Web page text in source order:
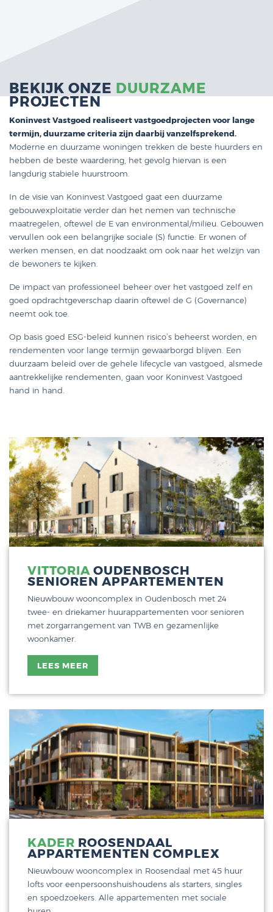
BEKIJK ONZE DUURZAME
PROJECTEN
Koninvest Vastgoed realiseert vastgoedprojecten voor lange
termijn, duurzame criteria zijn daarbij vanzelfsprekend.
Moderne en duurzame woningen trekken de beste huurders en
hebben de beste waardering, het gevolg hiervan is een
langdurig stabiele huurstroom.
In de visie van Koninvest Vastgoed gaat een duurzame
gebouwexploitatie verder dan het nemen van technische
maatregelen, oftewel de E van environmental/milieu. Gebouwen
vervullen ook een belangrijke sociale (S) functie: Er wonen of
werken mensen, en dat noodzaakt om ook naar het welzijn van
de bewoners te kijken.
De impact van professioneel beheer over het vastgoed zelf en
goed opdrachtgeverschap daarin oftewel de G (Governance)
neemt ook toe.
Op basis goed ESG-beleid kunnen risico’s beheerst worden, en
rendementen voor lange termijn gewaarborgd blijven. Een
duurzaam beleid over de gehele lifecycle van vastgoed, alsmede
aantrekkelijke rendementen, gaan voor Koninvest Vastgoed
hand in hand.
VITTORIA OUDENBOSCH
SENIOREN APPARTEMENTEN
Nieuwbouw wooncomplex in Oudenbosch met 24
twee- en driekamer huurappartementen voor senioren
met zorgarrangement van TWB en gezamenlijke
woonkamer.
LEES MEER
KADER ROOSENDAAL
APPARTEMENTEN COMPLEX
Nieuwbouw wooncomplex in Roosendaal met 45 huur
lofts voor eenpersoonshuishoudens als starters, singles
en spoedzoekers. Alle appartementen met sociale